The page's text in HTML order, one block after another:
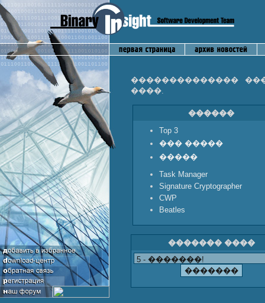
��������������
����.
������
Top 3
��� �����
�����
Task Manager
Signature Cryptographer
CWP
Beatles
������� ����